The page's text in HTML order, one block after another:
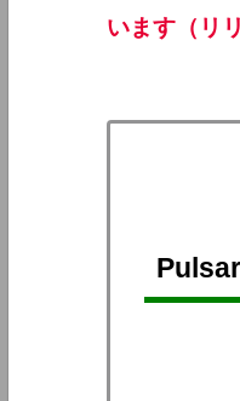
います（リ